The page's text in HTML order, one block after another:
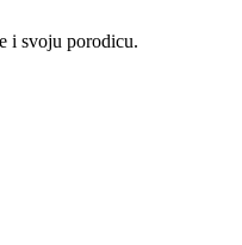
i svoju porodicu.